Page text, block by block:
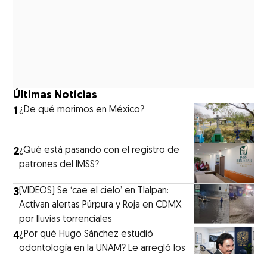
Últimas Noticias
1¿De qué morimos en México?
2¿Qué está pasando con el registro de
patrones del IMSS?
3 (VIDEOS) Se ‘cae el cielo’ en Tlalpan:
Activan alertas Púrpura y Roja en CDMX
por lluvias torrenciales
4¿Por qué Hugo Sánchez estudió
odontología en la UNAM? Le arregló los